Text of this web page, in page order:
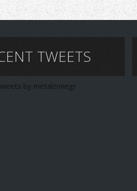
TWEETS
by metalzonegr